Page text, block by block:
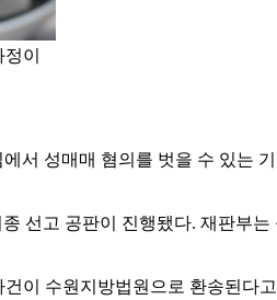
이
서 성매매 혐의를 벗을 수 있는
선고 공판이 진행됐다. 재판부
이 수원지방법원으로 환송된다